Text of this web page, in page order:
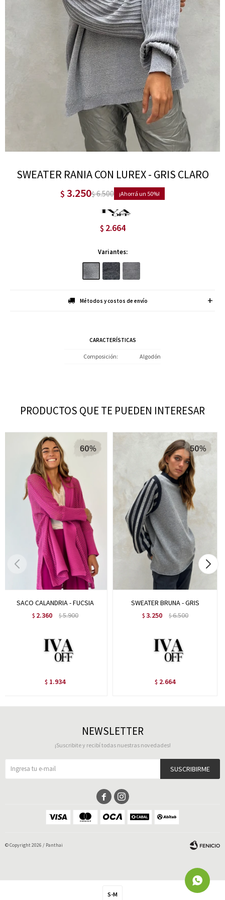
SWEATER RANIA CON LUREX - GRIS CLARO
$ 3.250$6.500 50
$ 2.664
Variantes:
S-M
Métodos y costos de envío
CARACTERÍSTICAS
Composición Algodón
PRODUCTOS QUE TE PUEDEN INTERESAR
SACO CALANDRIA - FUCSIA
$ 2.360 $5.900
$ 1.934
SWEATER BRUNA - GRIS
$ 3.250 $6.500
$ 2.664
NEWSLETTER
¡Suscribite y recibí todas nuestras novedades!
SUSCRIBIRME
 
© Copyright 2026 / Panthai